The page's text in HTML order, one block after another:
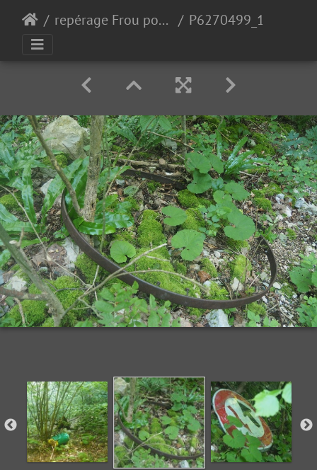
repérage Frou pour 2024 P6270499_1.JPG